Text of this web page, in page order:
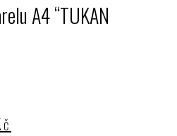
A4 “TUKAN